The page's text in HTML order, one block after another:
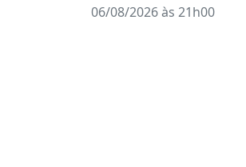
06/08/2026 às 21h00